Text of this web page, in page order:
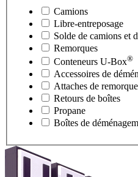
Camions
Libre-entreposage
Solde de camions et
Remorques
Conteneurs U-Box®
Accessoires de
Attaches de remorque
Retours de boîtes
Propane
Boîtes de